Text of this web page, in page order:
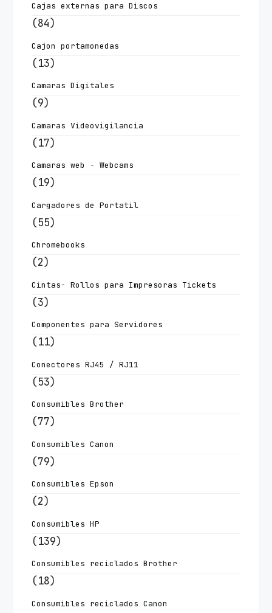
Cajas externas para Discos
(84)
Cajon portamonedas
(13)
Camaras Digitales
(9)
Camaras Videovigilancia
(17)
Camaras web - Webcams
(19)
Cargadores de Portatil
(55)
Chromebooks
(2)
Cintas- Rollos para Impresoras Tickets
(3)
Componentes para Servidores
(11)
Conectores RJ45 / RJ11
(53)
Consumibles Brother
(77)
Consumibles Canon
(79)
Consumibles Epson
(2)
Consumibles HP
(139)
Consumibles reciclados Brother
(18)
Consumibles reciclados Canon